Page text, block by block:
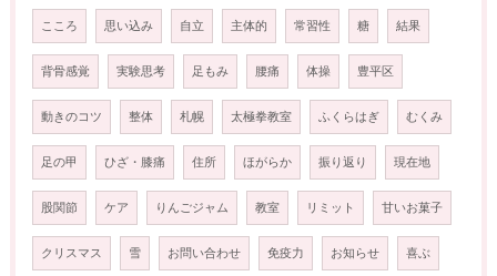
こころ 思い込み 自立 主体的 常習性 糖 結果
背骨感覚 実験思考 足もみ 腰痛 体操 豊平区
動きのコツ 整体 札幌 太極拳教室 ふくらはぎ むくみ
足の甲 ひざ・膝痛 住所 ほがらか 振り返り 現在地
股関節 ケア りんごジャム 教室 リミット 甘いお菓子
クリスマス 雪 お問い合わせ 免疫力 お知らせ 喜ぶ